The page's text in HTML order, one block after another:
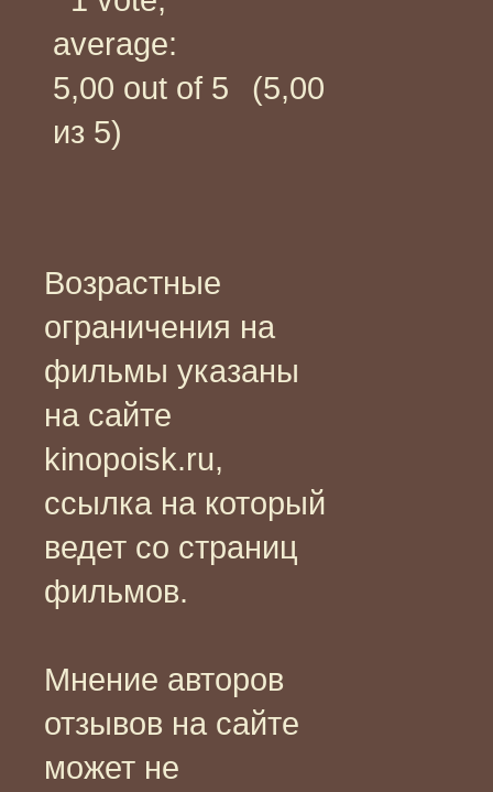
(5,00
из 5)
Возрастные
ограничения на
фильмы указаны
на сайте
kinopoisk.ru,
ссылка на который
ведет со страниц
фильмов.
Мнение авторов
отзывов на сайте
может не